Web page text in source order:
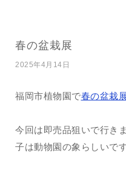
春の盆栽展
2025年4月14日
福岡市植物園で春の盆栽
今回は即売品狙いで行きま
子は動物園の象らしいです